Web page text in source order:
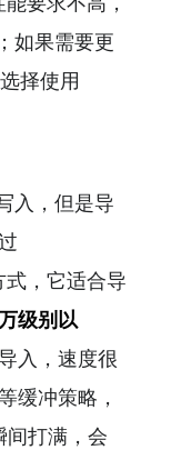
如果需要更
择使用
入，但是导
式，它适合导
级别以
入，速度很
缓冲策略，
打满，会